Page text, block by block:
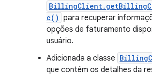
c() para recuperar
opções de faturamento
usuário.
Adicionada a classe
que contém os detalhes da